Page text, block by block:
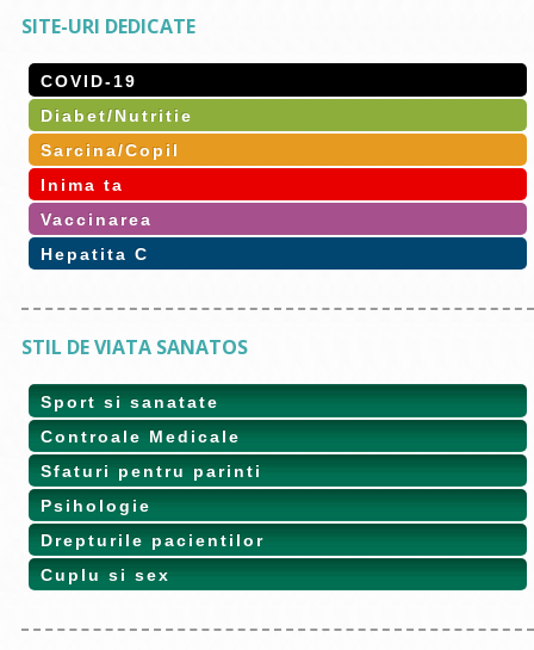
SITE-URI DEDICATE
COVID-19
Diabet/Nutritie
Sarcina/Copil
Inima ta
Vaccinarea
Hepatita C
STIL DE VIATA SANATOS
Sport si sanatate
Controale Medicale
Sfaturi pentru parinti
Psihologie
Drepturile pacientilor
Cuplu si sex